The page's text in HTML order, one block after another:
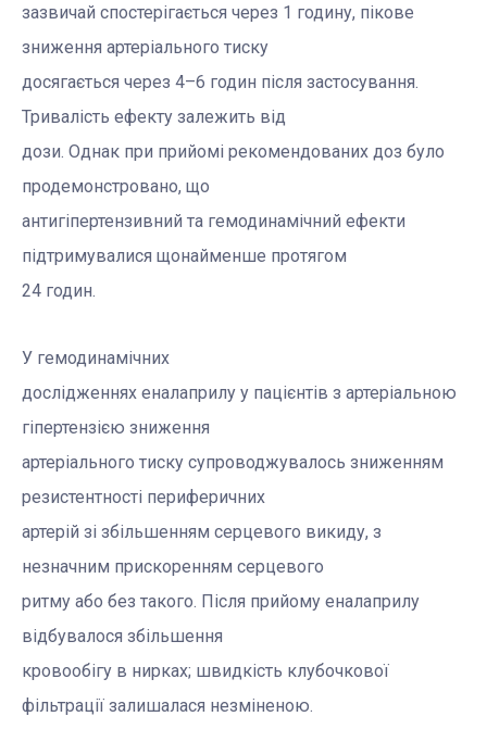
зазвичай спостерігається через 1 годину, пікове
зниження артеріального тиску
досягається через 4–6 годин після застосування.
Тривалість ефекту залежить від
дози. Однак при прийомі рекомендованих доз було
продемонстровано, що
антигіпертензивний та гемодинамічний ефекти
підтримувалися щонайменше протягом
24 годин.
У гемодинамічних
дослідженнях еналаприлу у пацієнтів з артеріальною
гіпертензією зниження
артеріального тиску супроводжувалось зниженням
резистентності периферичних
артерій зі збільшенням серцевого викиду, з
незначним прискоренням серцевого
ритму або без такого. Після прийому еналаприлу
відбувалося збільшення
кровообігу в нирках; швидкість клубочкової
фільтрації залишалася незміненою.